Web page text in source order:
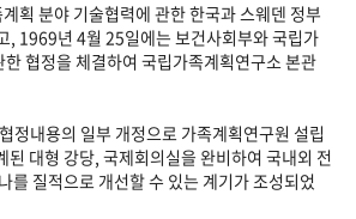
는 50년 50+1주년 광장
획 분야 기술협력에 관한 한국과 스웨덴 정부
, 1969년 4월 25일에는 보건사회부와 국립가
협정을 체결하여 국립가족계획연구소 본관
정내용의 일부 개정으로 가족계획연구원 설립
된 대형 강당, 국제회의실을 완비하여 국내외 전
를 질적으로 개선할 수 있는 계기가 조성되었